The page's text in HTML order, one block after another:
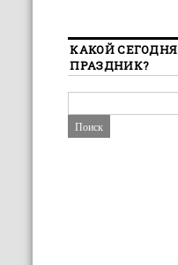
КАКОЙ СЕГОДНЯ
ПРАЗДНИК?